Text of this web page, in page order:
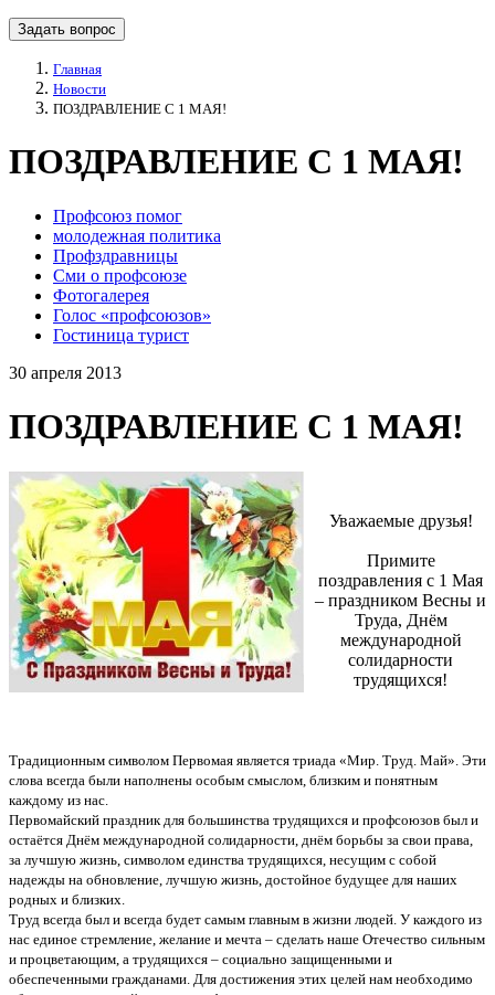
Задать вопрос
Главная
Новости
ПОЗДРАВЛЕНИЕ С 1 МАЯ!
ПОЗДРАВЛЕНИЕ С 1 МАЯ!
Профсоюз помог
молодежная политика
Профздравницы
Сми о профсоюзе
Фотогалерея
Голос «профсоюзов»
Гостиница турист
30 апреля 2013
ПОЗДРАВЛЕНИЕ С 1 МАЯ!
Уважаемые друзья!
Примите
поздравления с 1 Мая
– праздником Весны и
Труда, Днём
международной
солидарности
трудящихся!
Традиционным символом Первомая является триада «Мир. Труд. Май». Эти
слова всегда были наполнены особым смыслом, близким и понятным
каждому из нас.
Первомайский праздник для большинства трудящихся и профсоюзов был и
остаётся Днём международной солидарности, днём борьбы за свои права,
за лучшую жизнь, символом единства трудящихся, несущим с собой
надежды на обновление, лучшую жизнь, достойное будущее для наших
родных и близких.
Труд всегда был и всегда будет самым главным в жизни людей. У каждого из
нас единое стремление, желание и мечта – сделать наше Отечество сильным
и процветающим, а трудящихся – социально защищенными и
обеспеченными гражданами. Для достижения этих целей нам необходимо